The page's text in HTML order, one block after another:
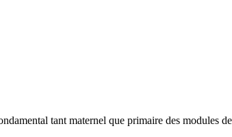
tant maternel que primaire des modules